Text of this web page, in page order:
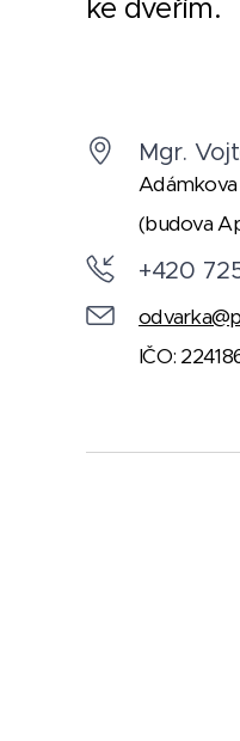
ke dveřím.
Mgr.
Adámkova
(budova
+420
IČO: